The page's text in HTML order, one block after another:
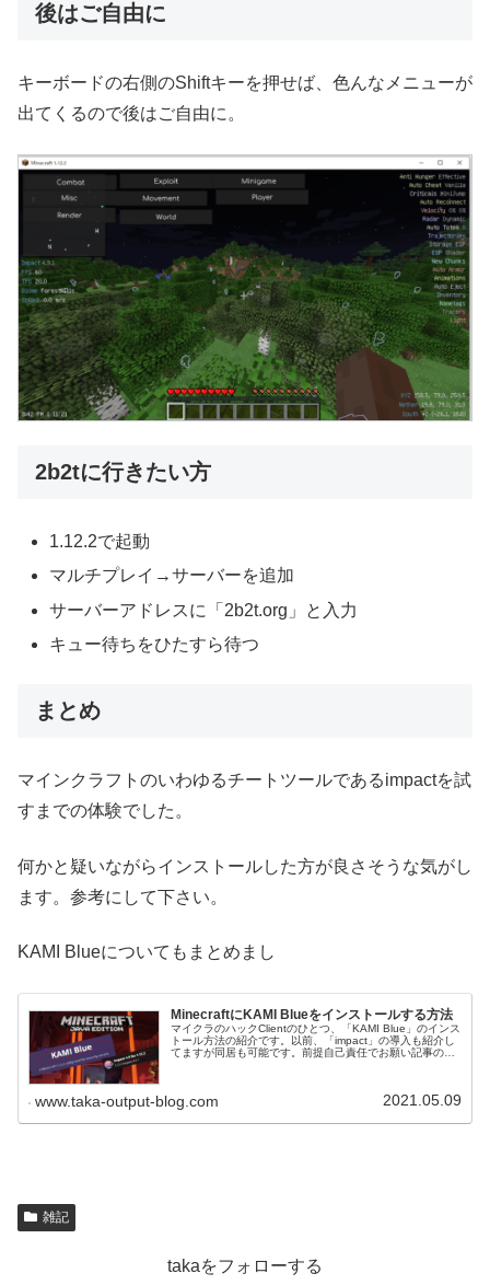
後はご自由に
キーボードの右側のShiftキーを押せば、色んなメニューが
出てくるので後はご自由に。
2b2tに行きたい方
1.12.2で起動
マルチプレイ→サーバーを追加
サーバーアドレスに「2b2t.org」と入力
キュー待ちをひたすら待つ
まとめ
マインクラフトのいわゆるチートツールであるimpactを試
すまでの体験でした。
何かと疑いながらインストールした方が良さそうな気がし
ます。参考にして下さい。
KAMI Blueについてもまとめまし
MinecraftにKAMI Blueをインストールする方法
マイクラのハックClientのひとつ、「KAMI Blue」のインス
トール方法の紹介です。以前、「impact」の導入も紹介し
てますが同居も可能です。前提自己責任でお願い記事の環
www.taka-output-blog.com 2021.05.09
雑記
takaをフォローする